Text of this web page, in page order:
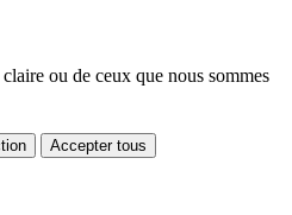
ou de ceux que nous sommes
Accepter tous